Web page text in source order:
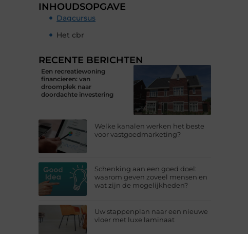
INHOUDSOPGAVE
Dagcursus
Het cbr
RECENTE BERICHTEN
Een recreatiewoning
financieren: van
droomplek naar
doordachte investering
Welke kanalen werken het beste
voor vastgoedmarketing?
Schenking aan een goed doel:
waarom geven zoveel mensen en
wat zijn de mogelijkheden?
Uw stappenplan naar een nieuwe
vloer met luxe laminaat